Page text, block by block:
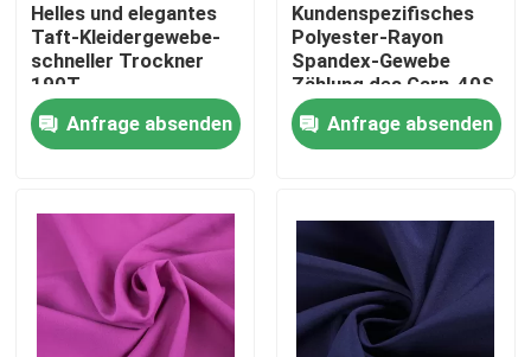
Über uns
Helles und elegantes
Taft-Kleidergewebe-
schneller Trockner
190T
umweltfreundlich
Anfrage absenden
Kundenspezifisches
Polyester-Rayon
Spandex-Gewebe
Zählung des Garn-40S
+ 20D fertigte Farbe
besonders an
Anfrage absenden